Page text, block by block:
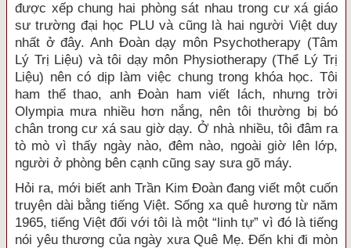
được xếp chung hai phòng sát nhau trong cư xá giáo
sư trường đại học PLU và cũng là hai người Việt duy
nhất ở đây. Anh Đoàn dạy môn Psychotherapy (Tâm
Lý Trị Liệu) và tôi dạy môn Physiotherapy (Thể Lý Trị
Liệu) nên có dịp làm việc chung trong khóa học. Tôi
ham thể thao, anh Đoàn ham viết lách, nhưng trời
Olympia mưa nhiều hơn nắng, nên tôi thường bị bó
chân trong cư xá sau giờ dạy. Ở nhà nhiều, tôi đâm ra
tò mò vì thấy ngày nào, đêm nào, ngoài giờ lên lớp,
người ở phòng bên cạnh cũng say sưa gõ máy.
Hỏi ra, mới biết anh Trần Kim Đoàn đang viết một cuốn
truyện dài bằng tiếng Việt. Sống xa quê hương từ năm
1965, tiếng Việt đối với tôi là một “linh tự” vì đó là tiếng
nói yêu thương của ngày xưa Quê Mẹ. Đến khi đi mòn